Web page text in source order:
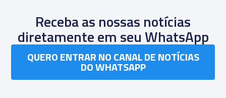
Receba as nossas notícias
diretamente em seu WhatsApp
QUERO ENTRAR NO CANAL DE NOTÍCIAS
DO WHATSAPP